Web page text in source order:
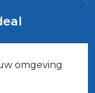
omgeving